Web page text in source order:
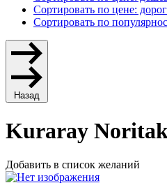
Сортировать по цене:
Сортировать по
Назад
Kuraray
Добавить в список желаний